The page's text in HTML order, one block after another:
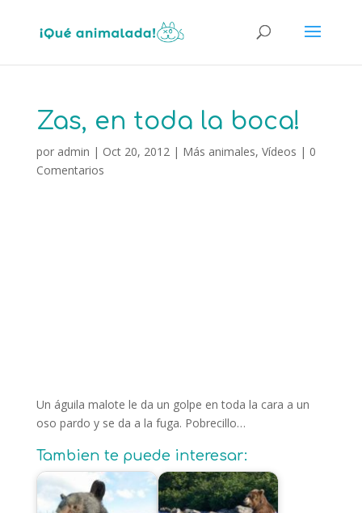
Zas, en toda la boca!
por admin | Oct 20, 2012| Más animales, Vídeos | 0
Comentarios
Un águila malote le da un golpe en toda la cara a un
oso pardo y se da a la fuga. Pobrecillo…
Tambien te puede interesar: